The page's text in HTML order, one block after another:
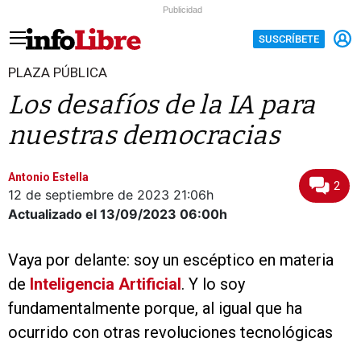
Publicidad
SUSCRÍBETE
PLAZA PÚBLICA
Los desafíos de la IA para
nuestras democracias
Antonio Estella
12 de septiembre de 2023 21:06h
Actualizado el 13/09/2023 06:00h
2
Vaya por delante: soy un escéptico en materia
de Inteligencia Artificial. Y lo soy
fundamentalmente porque, al igual que ha
ocurrido con otras revoluciones tecnológicas